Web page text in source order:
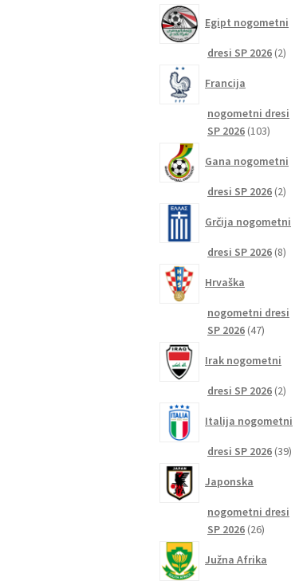
Egipt nogometni
dresi SP 2026 22
Francija
nogometni dresi
SP 2026 103103
Gana nogometni
dresi SP 2026 22
Grčija nogometni
dresi SP 2026 88
Hrvaška
nogometni dresi
SP 2026 4747
Irak nogometni
dresi SP 2026 22
Italija nogometni
dresi SP 2026 3939
Japonska
nogometni dresi
SP 2026 2626
Južna Afrika